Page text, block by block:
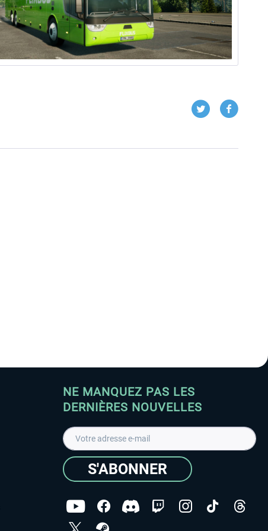
NE MANQUEZ PAS LES
DERNIÈRES NOUVELLES
S'ABONNER